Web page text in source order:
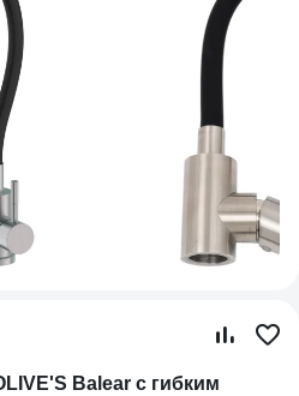
Balear с гибким